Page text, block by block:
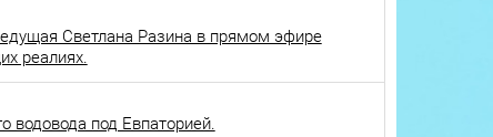
Светлана Разина в прямом эфире
реалиях.
водовода под Евпаторией.